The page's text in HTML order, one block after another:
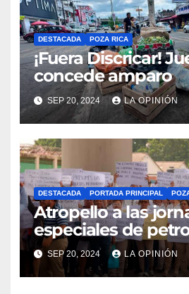
DESTACADA POZA RICA
¡Fuera Discricar!
concede amparo
SEP 20, 2024 LA OPINIÓN
DESTACADA PORTADA PRINCIPAL
Atropello a las
especiales de
SEP 20, 2024 LA OPINIÓN